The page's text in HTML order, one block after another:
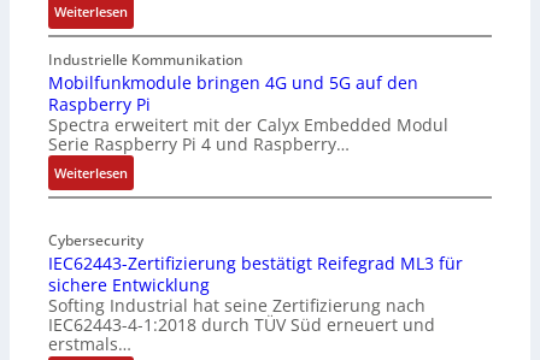
Weiterlesen:
1
9
-
Z
o
l
l
-
n
d
u
s
t
r
Industrielle Kommunikation
Mobilfunkmodule bringen 4G und 5G auf den
Raspberry Pi
Spectra erweitert mit der Calyx Embedded Modul
Serie Raspberry Pi 4 und Raspberry…
Weiterlesen:
M
b
i
l
f
u
n
Cybersecurity
IEC62443-Zertifizierung bestätigt Reifegrad ML3 für
sichere Entwicklung
Softing Industrial hat seine Zertifizierung nach
IEC62443-4-1:2018 durch TÜV Süd erneuert und
erstmals…